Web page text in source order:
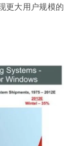
更大用户规模的